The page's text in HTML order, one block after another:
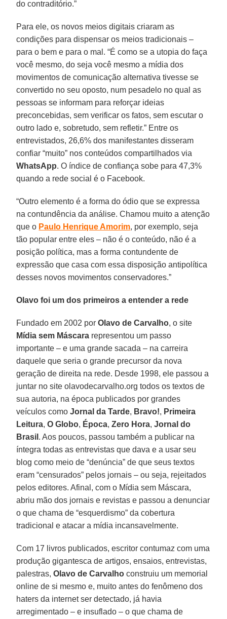
do contraditório.”
Para ele, os novos meios digitais criaram as
condições para dispensar os meios tradicionais –
para o bem e para o mal. “É como se a utopia do faça
você mesmo, do seja você mesmo a mídia dos
movimentos de comunicação alternativa tivesse se
convertido no seu oposto, num pesadelo no qual as
pessoas se informam para reforçar ideias
preconcebidas, sem verificar os fatos, sem escutar o
outro lado e, sobretudo, sem refletir.” Entre os
entrevistados, 26,6% dos manifestantes disseram
confiar “muito” nos conteúdos compartilhados via
WhatsApp. O índice de confiança sobe para 47,3%
quando a rede social é o Facebook.
“Outro elemento é a forma do ódio que se expressa
na contundência da análise. Chamou muito a atenção
que o Paulo Henrique Amorim, por exemplo, seja
tão popular entre eles – não é o conteúdo, não é a
posição política, mas a forma contundente de
expressão que casa com essa disposição antipolítica
desses novos movimentos conservadores.”
Olavo foi um dos primeiros a entender a rede
Fundado em 2002 porOlavo de Carvalho, o site
Mídia sem Máscara representou um passo
importante – e uma grande sacada – na carreira
daquele que seria o grande precursor da nova
geração de direita na rede. Desde 1998, ele passou a
juntar no site olavodecarvalho.org todos os textos de
sua autoria, na época publicados por grandes
veículos como Jornal da Tarde, Bravo!, Primeira
Leitura,O Globo, Época,Zero Hora,Jornal do
Brasil . Aos poucos, passou também a publicar na
íntegra todas as entrevistas que dava e a usar seu
blog como meio de “denúncia” de que seus textos
eram “censurados” pelos jornais – ou seja, rejeitados
pelos editores. Afinal, com o Mídia sem Máscara,
abriu mão dos jornais e revistas e passou a denunciar
o que chama de “esquerdismo” da cobertura
tradicional e atacar a mídia incansavelmente.
Com 17 livros publicados, escritor contumaz com uma
produção gigantesca de artigos, ensaios, entrevistas,
palestras,Olavo de Carvalho construiu um memorial
online de si mesmo e, muito antes do fenômeno dos
haters da internet ser detectado, já havia
arregimentado – e insuflado – o que chama de